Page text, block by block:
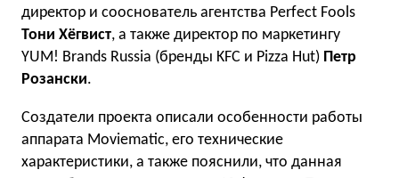
директор и сооснователь агентства Perfect Fools
Тони Хёгвист, а также директор по маркетингу
YUM! Brands Russia (бренды KFC и Pizza Hut) Петр
Розански.
Создатели проекта описали особенности работы
аппарата Moviematic, его технические
характеристики, а также пояснили, что данная